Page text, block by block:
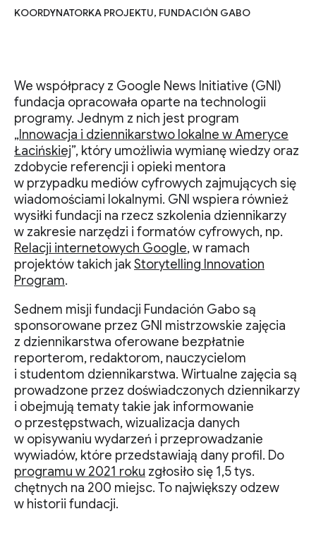
KOORDYNATORKA PROJEKTU, FUNDACIÓN GABO
We współpracy z Google News Initiative (GNI)
fundacja opracowała oparte na technologii
programy. Jednym z nich jest program
„ Innowacja i dziennikarstwo lokalne w Ameryce
Łacińskiej”, który umożliwia wymianę wiedzy oraz
zdobycie referencji i opieki mentora
w przypadku mediów cyfrowych zajmujących się
wiadomościami lokalnymi. GNI wspiera również
wysiłki fundacji na rzecz szkolenia dziennikarzy
w zakresie narzędzi i formatów cyfrowych, np.
Relacji internetowych Google, w ramach
projektów takich jakStorytelling Innovation
Program.
Sednem misji fundacji Fundación Gabo są
sponsorowane przez GNI mistrzowskie zajęcia
z dziennikarstwa oferowane bezpłatnie
reporterom, redaktorom, nauczycielom
i studentom dziennikarstwa. Wirtualne zajęcia są
prowadzone przez doświadczonych dziennikarzy
i obejmują tematy takie jak informowanie
o przestępstwach, wizualizacja danych
w opisywaniu wydarzeń i przeprowadzanie
wywiadów, które przedstawiają dany profil. Do
programu w 2021 roku zgłosiło się 1,5 tys.
chętnych na 200 miejsc. To największy odzew
w historii fundacji.